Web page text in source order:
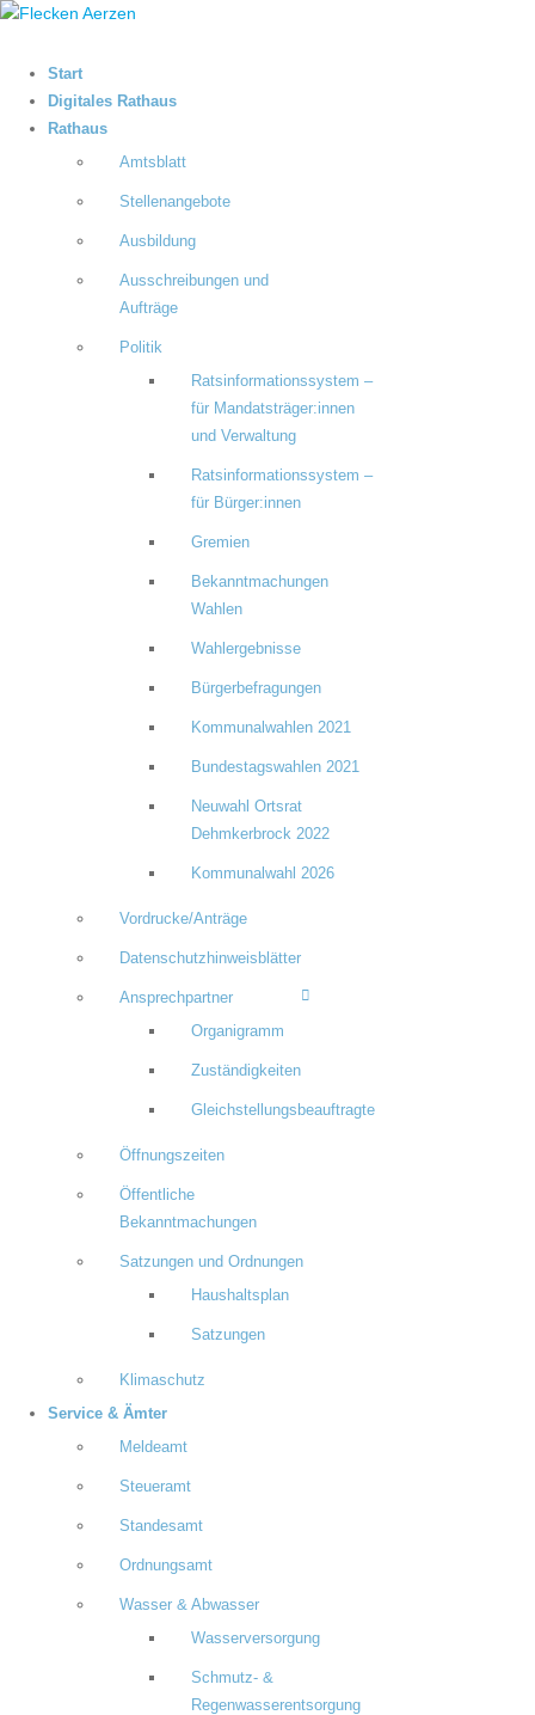
Start
Digitales Rathaus
Rathaus
Amtsblatt
Stellenangebote
Ausbildung
Ausschreibungen und
Aufträge
Politik
Ratsinformationssystem –
für Mandatsträger:innen
und Verwaltung
Ratsinformationssystem –
für Bürger:innen
Gremien
Bekanntmachungen
Wahlen
Wahlergebnisse
Bürgerbefragungen
Kommunalwahlen 2021
Bundestagswahlen 2021
Neuwahl Ortsrat
Dehmkerbrock 2022
Kommunalwahl 2026
Vordrucke/Anträge
Datenschutzhinweisblätter
Ansprechpartner
Organigramm
Zuständigkeiten
Gleichstellungsbeauftragte
Öffnungszeiten
Öffentliche
Bekanntmachungen
Satzungen und Ordnungen
Haushaltsplan
Satzungen
Klimaschutz
Service & Ämter
Meldeamt
Steueramt
Standesamt
Ordnungsamt
Wasser & Abwasser
Wasserversorgung
Schmutz- &
Regenwasserentsorgung